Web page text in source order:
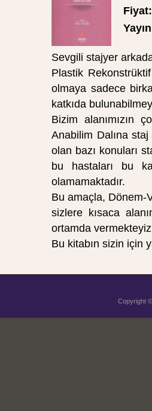
Fiyat:
Sevgili stajyer
Plastik
olmaya sadece
katkıda
Bizim alanımızın
Anabilim Dalına
olan bazı konuları
bu hastaları bu
olamamaktadır.
Bu amaçla, Dönem-
sizlere kısaca
ortamda
Bu kitabın sizin için
Copyright